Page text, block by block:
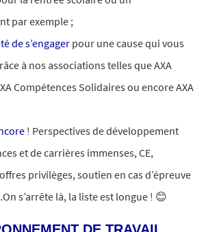
par exemple ;
de s’engagerpour une cause qui vous
à nos associations telles que AXA
Compétences Solidaires ou encore AXA
! Perspectives de développement
et de carrières immenses, CE,
privilèges, soutien en cas d’épreuve
s’arrête là, la liste est longue ! 😊